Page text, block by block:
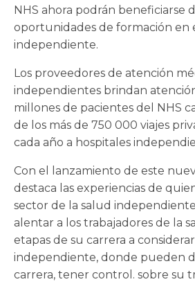
NHS ahora podrán beneficiarse
oportunidades de formación en
independiente.
Los proveedores de atención
independientes brindan
millones de pacientes del NHS
de los más de 750 000 viajes
cada año a hospitales
Con el lanzamiento de este
destaca las experiencias de
sector de la salud
alentar a los trabajadores de la
etapas de su carrera a
independiente, donde pueden
carrera, tener control. sobre su